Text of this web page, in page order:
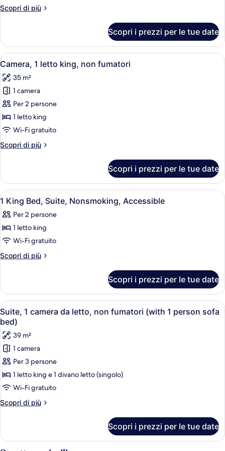
queen,
disabili,
non
fumatori
Scopri di più
Altri
2
letti
queen,
accessibile
ai
disabili,
fumatori
Scopri i prezzi per le tue date
Apri
tutte
le
foto
per
Camera,
1
letto
king,
Camera d'albergo con un letto
6
Camera, 1 letto king, non fumatori
35 m²
1 camera
Per 2 persone
1 letto king
Wi-Fi gratuito
Scopri di più
Altri
1
letto
king,
fumatori
Scopri i prezzi per le tue date
Apri
tutte
le
foto
per
1
Suite,
Nonsmoking,
Accessible
Una cassaforte in camera, una
7
1 King Bed, Suite, Nonsmoking, Accessible
Per 2 persone
1 letto king
Wi-Fi gratuito
Scopri di più
Altri
King
Bed,
Suite,
Nonsmoking,
Accessible
Scopri i prezzi per le tue date
Apri
tutte
le
foto
per
Suite,
1
camera
da
letto,
fumatori
(with
Camera d'albergo con un letto
8
Suite, 1 camera da letto, non fumatori (with 1 person sofa
bed)
39 m²
1 camera
Per 3 persone
1 letto king e 1 divano letto (singolo)
Wi-Fi gratuito
Scopri di più
Altri
1
Scopri i prezzi per le tue date